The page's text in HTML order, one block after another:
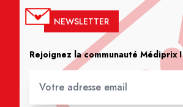
NEWSLETTER
Rejoignez la communauté Médiprix !